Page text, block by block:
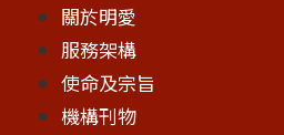
關於明愛
服務架構
使命及宗旨
機構刊物